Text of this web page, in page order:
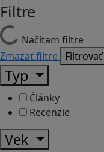
Filtre
Načítam filtre
Zmazať filtre Filtrovať
Typ
Články
Recenzie
Vek